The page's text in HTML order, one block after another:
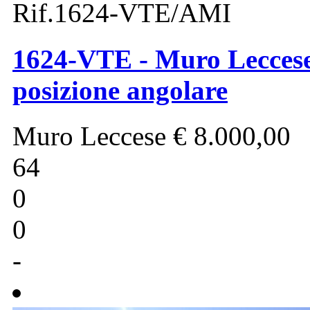
Rif.1624-VTE/AMI
1624-VTE - Muro
posizione angolare
Muro Leccese € 8.000,00
64
0
0
-